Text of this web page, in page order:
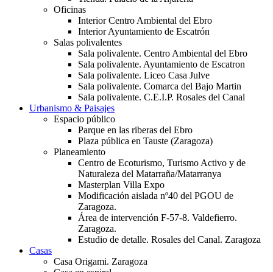
Oficinas
Interior Centro Ambiental del Ebro
Interior Ayuntamiento de Escatrón
Salas polivalentes
Sala polivalente. Centro Ambiental del Ebro
Sala polivalente. Ayuntamiento de Escatron
Sala polivalente. Liceo Casa Julve
Sala polivalente. Comarca del Bajo Martin
Sala polivalente. C.E.I.P. Rosales del Canal
Urbanismo & Paisajes
Espacio público
Parque en las riberas del Ebro
Plaza pública en Tauste (Zaragoza)
Planeamiento
Centro de Ecoturismo, Turismo Activo y de
Naturaleza del Matarraña/Matarranya
Masterplan Villa Expo
Modificación aislada nº40 del PGOU de
Zaragoza.
Área de intervención F-57-8. Valdefierro.
Zaragoza.
Estudio de detalle. Rosales del Canal. Zaragoza
Casas
Casa Origami. Zaragoza